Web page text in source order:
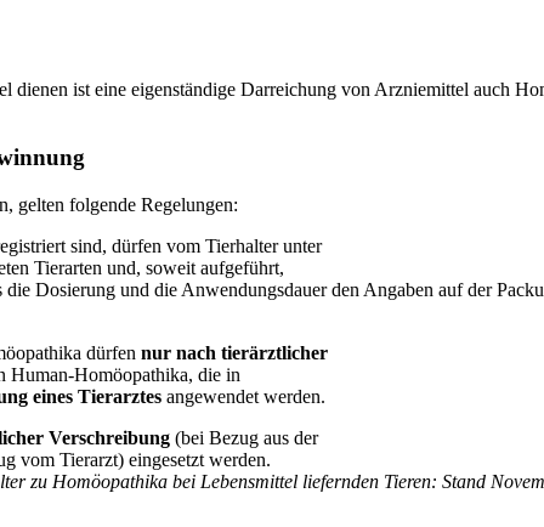
ist eine eigenständige Darreichung von Arzniemittel auch
gelten folgende Regelungen:
sind, dürfen vom Tierhalter unter
Tierarten und, soweit aufgeführt,
Dosierung und die Anwendungsdauer den Angaben auf der
dürfen nur nach tierärztlicher
Human-Homöopathika, die in
eines Tierarztes angewendet werden.
Verschreibung (bei Bezug aus der
vom Tierarzt) eingesetzt werden.
zu Homöopathika bei Lebensmittel liefernden Tieren: Stand